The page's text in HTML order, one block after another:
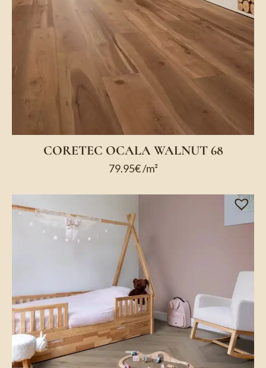
CORETEC OCALA WALNUT 68
79.95€/m²